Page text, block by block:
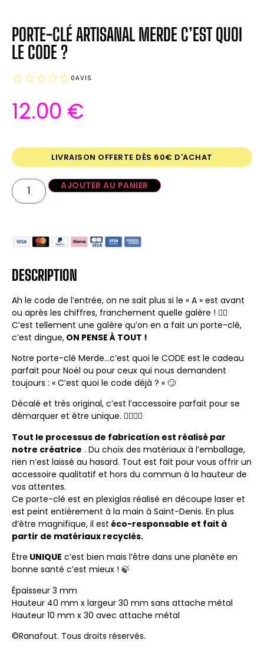
PORTE-CLÉ ARTISANAL MERDE C’EST QUOI
LE CODE ?
0AVIS
12.00 €
LIVRAISON OFFERTE DÈS 60€ D'ACHAT
AJOUTER AU PANIER
DESCRIPTION
Ah le code de l’entrée, on ne sait plus si le « A » est avant
ou après les chiffres, franchement quelle galère ! 😮‍💨
C’est tellement une galère qu’on en a fait un porte-clé,
c’est dingue, ON PENSE À TOUT !
Notre porte-clé Merde…c’est quoi le CODE est le cadeau
parfait pour Noël ou pour ceux qui nous demandent
toujours : « C’est quoi le code déjà ? « 🙄
Décalé et très original, c’est l’accessoire parfait pour se
démarquer et être unique. 💁‍♀️💁‍♂️
Tout le processus de fabrication est réalisé par
notre créatrice . Du choix des matériaux à l’emballage,
rien n’est laissé au hasard. Tout est fait pour vous offrir un
accessoire qualitatif et hors du commun à la hauteur de
vos attentes.
Ce porte-clé est en plexiglas réalisé en découpe laser et
est peint entièrement à la main à Saint-Denis. En plus
d’être magnifique, il est éco-responsable et fait à
partir de matériaux recyclés.
Être UNIQUE c’est bien mais l’être dans une planète en
bonne santé c’est mieux ! 🍃
Épaisseur 3 mm
Hauteur 40 mm x largeur 30 mm sans attache métal
Hauteur 10 mm x 30 avec attache métal
©Ranafout. Tous droits réservés.